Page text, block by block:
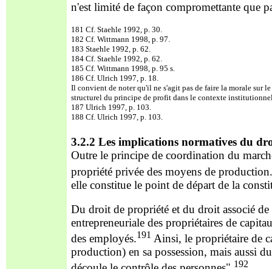
n'est limité de façon compromettante que
181 Cf. Staehle 1992, p. 30.
182 Cf. Wittmann 1998, p. 97.
183 Staehle 1992, p. 62.
184 Cf. Staehle 1992, p. 62.
185 Cf. Wittmann 1998, p. 95 s.
186 Cf. Ulrich 1997, p. 18.
Il convient de noterqu'il ne s'agit pas de faire la morale sur
structurel du principe de profit dans le contexte
187 Ulrich 1997, p. 103.
188 Cf. Ulrich 1997, p. 103.
3.2.2 Les implications normatives du
Outre le principe de coordination du
propriété privée des moyens de production.
elle constitue le point de départ de la
Du droit de propriété et du droit associé
entrepreneuriale des propriétaires de
des employés.191 Ainsi, le propriétaire de
production) en sa possession, mais aussi
192